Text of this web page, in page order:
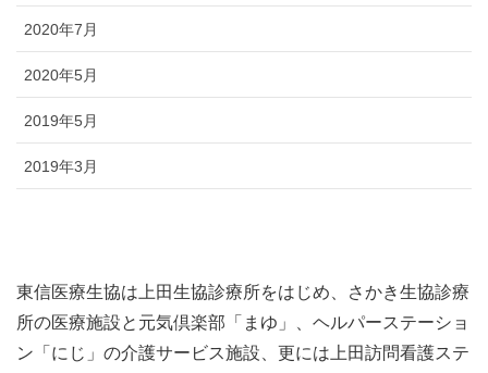
2020年7月
2020年5月
2019年5月
2019年3月
東信医療生協は上田生協診療所をはじめ、さかき生協診療
所の医療施設と元気倶楽部「まゆ」、ヘルパーステーショ
ン「にじ」の介護サービス施設、更には上田訪問看護ステ